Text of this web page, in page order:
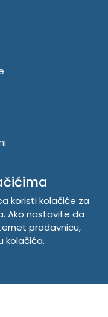
koristi kolačiće za
Ako nastavite da
prodavnicu,
kolačića.